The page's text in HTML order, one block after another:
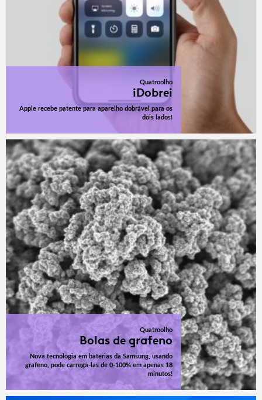
Quatroolho
iDobrei
Apple recebe patente para aparelho dobrável para os
dois lados!
Quatroolho
Bolas de grafeno
Nova tecnologia em baterias da Samsung, usando
grafeno, pode carregá-las de 0-100% em apenas 18
minutos!